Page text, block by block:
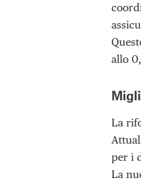
allo
La
per i
La